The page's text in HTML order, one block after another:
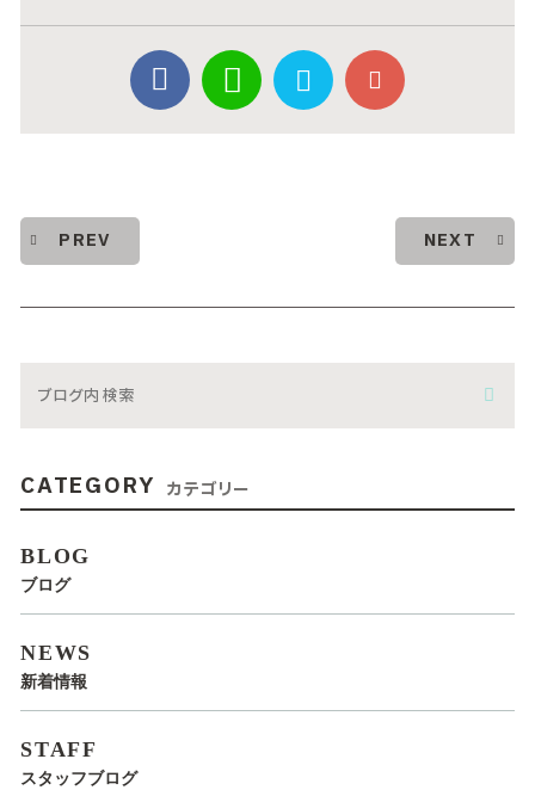
PREV NEXT
CATEGORY カテゴリー
BLOG
ブログ
NEWS
新着情報
STAFF
スタッフブログ